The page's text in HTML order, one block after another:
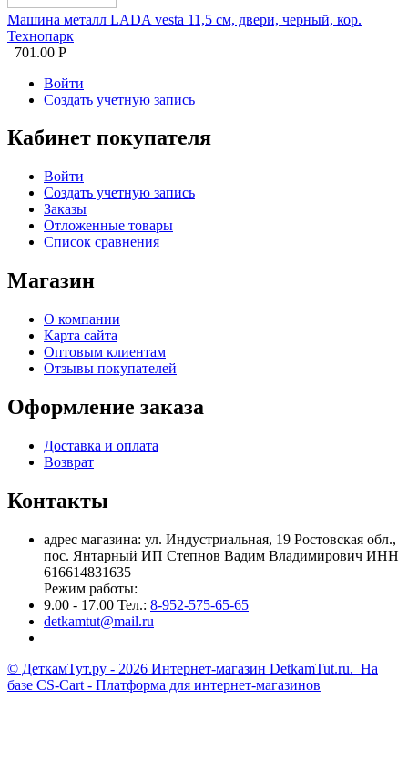
Машина металл LADA vesta 11,5 см, двери, черный, кор.
Технопарк
701.00 Р
Войти
Создать учетную запись
Кабинет покупателя
Войти
Создать учетную запись
Заказы
Отложенные товары
Список сравнения
Магазин
О компании
Карта сайта
Оптовым клиентам
Отзывы покупателей
Оформление заказа
Доставка и оплата
Возврат
Контакты
адрес магазина: ул. Индустриальная, 19 Ростовская обл.,
пос. Янтарный ИП Степнов Вадим Владимирович ИНН
616614831635
Режим работы:
9.00 - 17.00 Тел.: 8-952-575-65-65
detkamtut@mail.ru
© ДеткамТут.ру - 2026 Интернет-магазин DetkamTut.ru. На
базе CS-Cart - Платформа для интернет-магазинов